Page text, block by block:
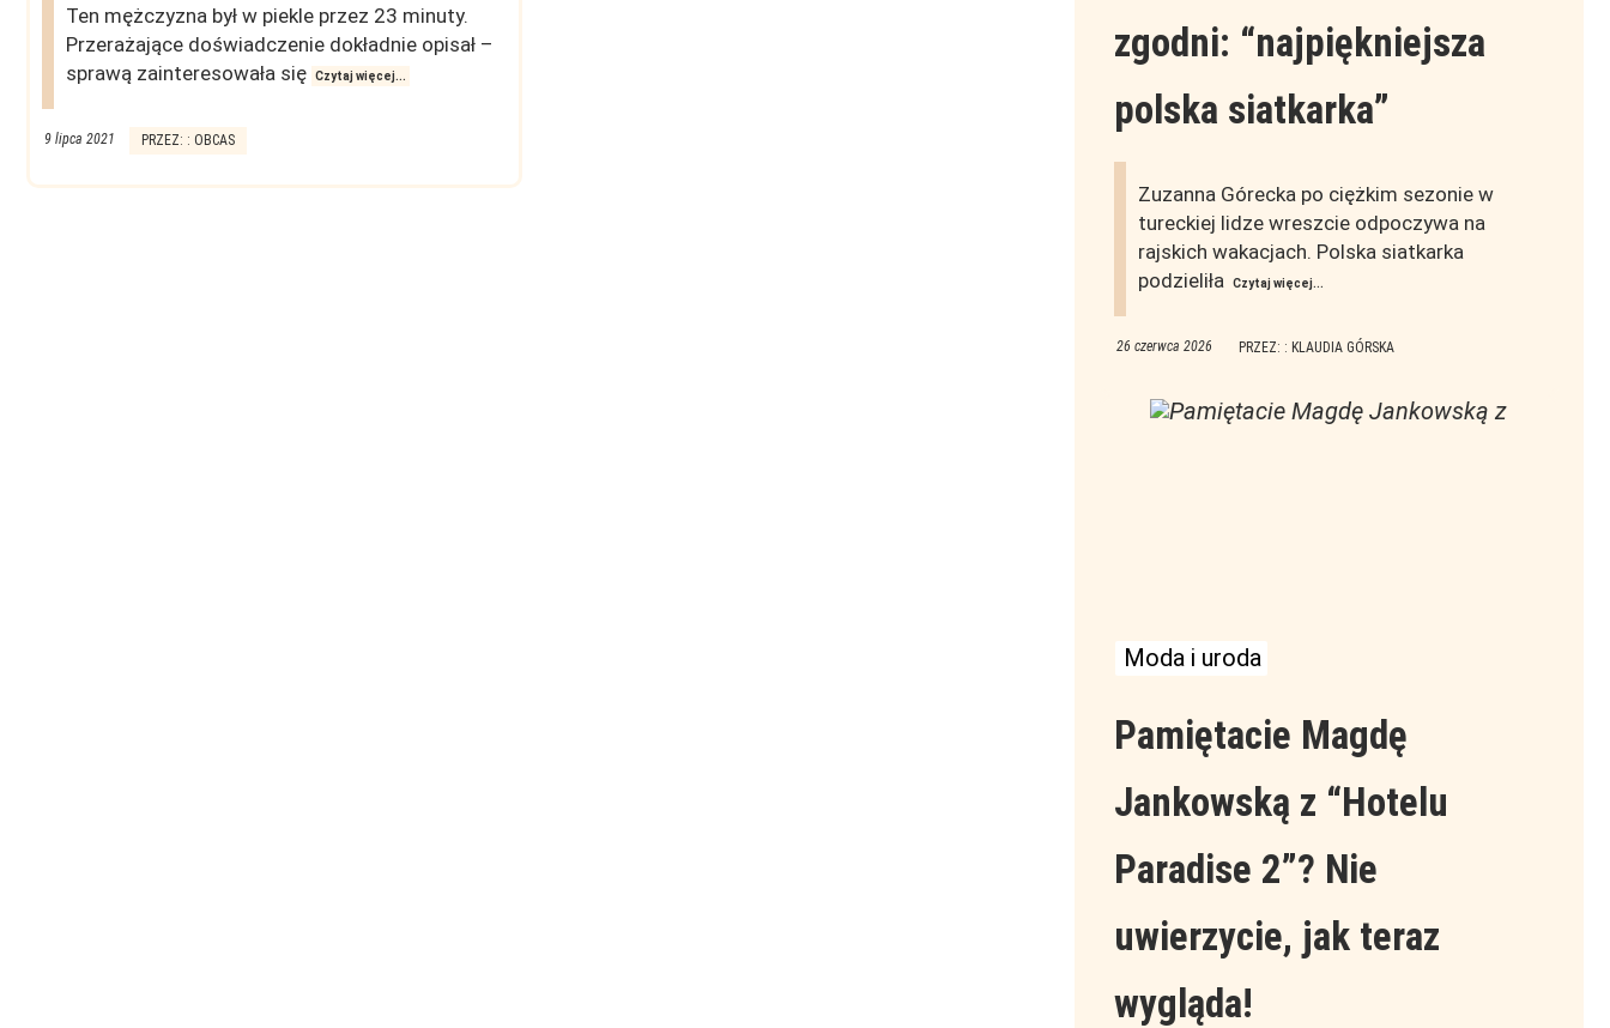
Ten mężczyzna był w piekle przez 23 minuty.
Przerażające doświadczenie dokładnie opisał –
sprawą zainteresowała się
Czytaj więcej...
9 lipca 2021 PRZEZ: : OBCAS
zgodni: “najpiękniejsza
polska siatkarka”
Zuzanna Górecka po ciężkim sezonie w
tureckiej lidze wreszcie odpoczywa na
rajskich wakacjach. Polska siatkarka
podzieliła
Czytaj więcej...
26 czerwca 2026 PRZEZ: : KLAUDIA GÓRSKA
Moda i uroda
Pamiętacie Magdę
Jankowską z “Hotelu
Paradise 2”? Nie
uwierzycie, jak teraz
wygląda!